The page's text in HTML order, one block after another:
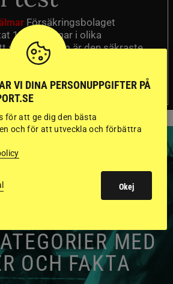
Försäkringsbolaget
15 ridhjälmar i olika
se vilken som är den säkraste.
stor skillnad på säkerheten
MED
OCH FAKTA
VI DINA PERSONUPPGIFTER PÅ
för att ge dig den bästa
och för att utveckla och förbättra
Okej